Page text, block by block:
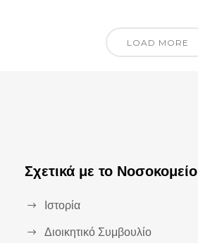
LOAD MORE
Σχετικά με το Νοσοκομείο
Ιστορία
Διοικητικό Συμβουλίο